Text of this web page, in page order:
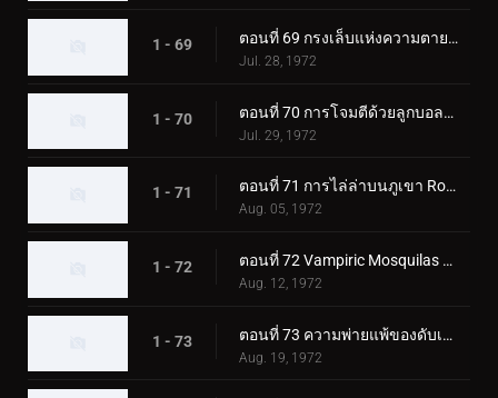
1 - 69 ตอนที่ 69 กรงเล็บแห่งความตายของมอนสเตอร์ กิลเลอร์คริกเก็ต
Jul. 28, 1972
1 - 70 ตอนที่ 70 การโจมตีด้วยลูกบอลไฟของ Monster Electric-Guitarbotal
Jul. 29, 1972
1 - 71 ตอนที่ 71 การไล่ล่าบนภูเขา Rokkoudai ของ Monster Horseflygomes
Aug. 05, 1972
1 - 72 ตอนที่ 72 Vampiric Mosquilas ปะทะ ทูไรเดอร์ส
Aug. 12, 1972
1 - 73 ตอนที่ 73 ความพ่ายแพ้ของดับเบิ้ลไรเดอร์ส! ชิโอมาเนกิง
Aug. 19, 1972